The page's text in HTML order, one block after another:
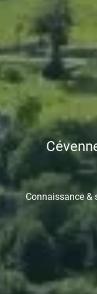
Connaissance &